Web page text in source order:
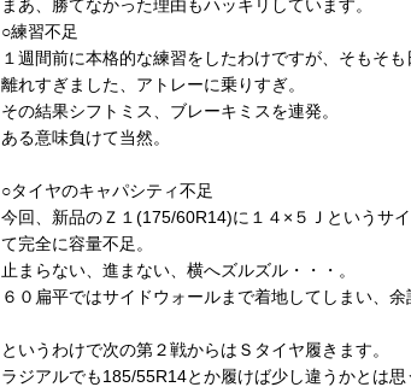
まあ、勝てなかった理由もハッキリしています。
○練習不足
１週間前に本格的な練習をしたわけですが、そもそ
離れすぎました、アトレーに乗りすぎ。
その結果シフトミス、ブレーキミスを連発。
ある意味負けて当然。
○タイヤのキャパシティ不足
今回、新品のＺ１(175/60R14)に１４×５Ｊというサ
て完全に容量不足。
止まらない、進まない、横へズルズル・・・。
６０扁平ではサイドウォールまで着地してしまい、余
というわけで次の第２戦からはＳタイヤ履きます。
ラジアルでも185/55R14とか履けば少し違うかとは